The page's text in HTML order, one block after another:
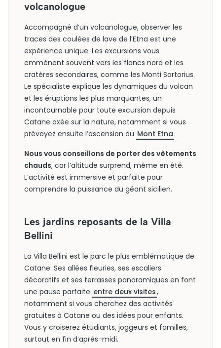
volcanologue
Accompagné d’un volcanologue, observer les
traces des coulées de lave de l’Etna est une
expérience unique. Les excursions vous
emmènent souvent vers les flancs nord et les
cratères secondaires, comme les Monti Sartorius.
Le spécialiste explique les dynamiques du volcan
et les éruptions les plus marquantes, un
incontournable pour toute excursion depuis
Catane axée sur la nature, notamment si vous
prévoyez ensuite l’ascension du Mont Etna .
Nous vous conseillons de porter des vêtements
chauds, car l’altitude surprend, même en été.
L’activité est immersive et parfaite pour
comprendre la puissance du géant sicilien.
Les jardins reposants de la Villa
Bellini
La Villa Bellini est le parc le plus emblématique de
Catane. Ses allées fleuries, ses escaliers
décoratifs et ses terrasses panoramiques en font
une pause parfaite entre deux visites,
notamment si vous cherchez des activités
gratuites à Catane ou des idées pour enfants.
Vous y croiserez étudiants, joggeurs et familles,
surtout en fin d’après-midi.